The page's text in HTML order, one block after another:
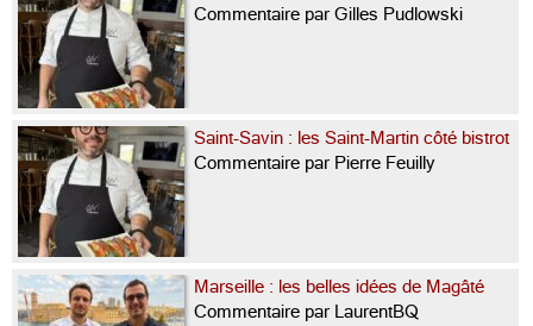
Commentaire par Gilles Pudlowski
Saint-Savin : les Saint-Martin côté bistrot
Commentaire par Pierre Feuilly
Marseille : les belles idées de Magâté
Commentaire par LaurentBQ